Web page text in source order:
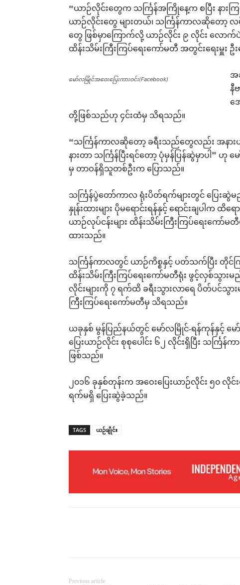
“ယာဉ်လိုင်းတွေက သင်္ကြန်အကြိုနေ့က စပြီး နား
ယာဉ်လိုင်းတွေ များတယ်၊ သင်္ကြန်ကာလဆိုတော့
တွေ ဖြစ်မှာကြောက်လို့ ယာဉ်လိုင်း ၉ လိုင်း လော
ထိန်းသိမ်းကြီးကြပ်ရေးကော်မတီ အတွင်းရေးမှူး ဦ
မော်လမြိုင်အဝေးပြေးကားဝင်း(Facebook) အ
နီ
အ
တို့ဖြစ်သည်ဟု ၄င်းထံမှ သိရသည်။
“သင်္ကြန်ကာလဆိုတော့ ခရီးသည်တွေလည်း အနား
နားတာ သင်္ကြန်ပြီးရင်တော့ ပုံမှန်ပြန်ဆွဲမှာပါ
မှ တာဝန်ရှိသူတစ်ဦးက ပြောသည်။
သင်္ကြန်ပွဲတော်ကာလ ရုံးပိတ်ရက်များတွင် ပြေးဆွဲမ
နှုန်းထားများ ပိုမရောင်းရန်နှင့် ရောင်းချပါက
ယာဉ်လုပ်ငန်းများ ထိန်းသိမ်းကြီးကြပ်ရေးကေ
ထားသည်။
သင်္ကြန်ကာလတွင် ယာဉ်ကိစ္စနှင့် ပတ်သက်ပြီး တိုင်
ထိန်းသိမ်းကြီးကြပ်ရေးကော်မတီရုံး ဖွင့်လှစ်သွား
လိုင်းများကို ၇ ရက်ထိ ခရီးသွားလာရေ ပိတ်ပင်သွာ
ကြီးကြပ်ရေးကော်မတီမှ သိရသည်။
ယခုနှစ် မွန်ပြည်နယ်တွင် မော်လမြိုင်-ရန်ကုန်နှင့် မ
ပြေးယာဉ်လိုင်း စုစုပေါင်း ၆၂ လိုင်းရှိပြီး သင်္က
ဖြစ်သည်။
၂၀၁၆ ခုနှစ်တုန်းက အဝေးပြေးယာဉ်လိုင်း ၅၀ လို
ရက်မရှိ ပြေးဆွဲခဲ့သည်။
TAGS ယဉ်ချိုင်း
Previous article